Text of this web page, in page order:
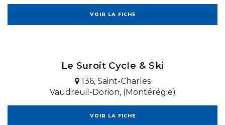
VOIR LA FICHE
Le Suroit Cycle & Ski
136, Saint-Charles
Vaudreuil-Dorion, (Montérégie)
VOIR LA FICHE